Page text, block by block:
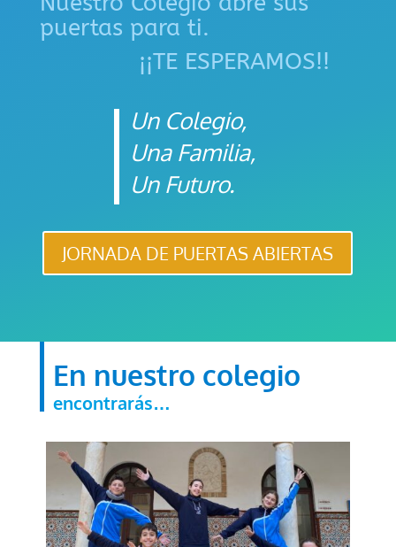
puertas para ti.
¡¡TE ESPERAMOS!!
Un Colegio,
Una Familia,
Un Futuro.
JORNADA DE PUERTAS ABIERTAS
En nuestro colegio
encontrarás…